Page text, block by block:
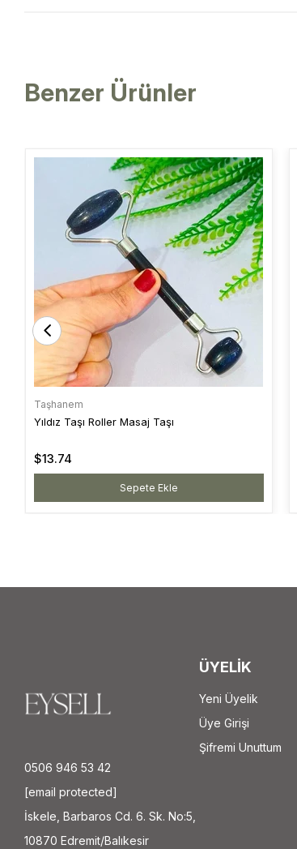
Benzer Ürünler
Taşhanem
Yıldız Taşı Roller Masaj Taşı
$13.74
Sepete Ekle
0506 946 53 42
[email protected]
İskele, Barbaros Cd. 6. Sk. No:5,
10870 Edremit/Balıkesir
ÜYELİK
Yeni Üyelik
Üye Girişi
Şifremi Unuttum